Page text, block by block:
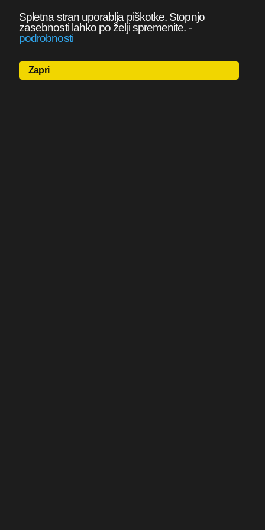
Spletna stran uporablja piškotke. Stopnjo
zasebnosti lahko po želji spremenite. -
podrobnosti
Zapri